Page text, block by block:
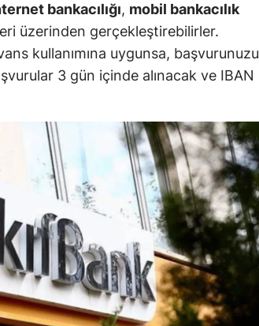
bankacılığı, mobil bankacılık
üzerinden gerçekleştirebilirler.
kullanımına uygunsa, başvurunuzu
3 gün içinde alınacak ve IBAN